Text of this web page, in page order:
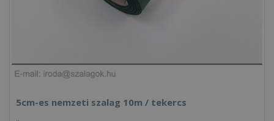
5cm-es nemzeti szalag 10m / tekercs